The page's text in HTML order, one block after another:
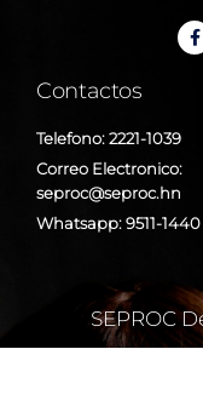
Contactos
Telefono: 2221-1039
Correo Electronico:
seproc@seproc.hn
Whatsapp: 9511-1440
SEPROC